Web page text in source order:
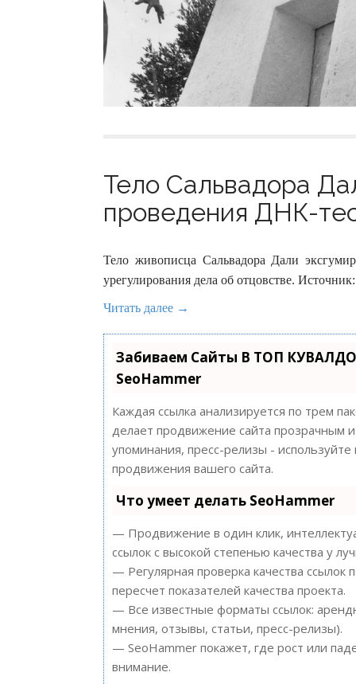
Тело Сальвадора
проведения ДНК-
Тело живописца Сальвадора Дали
урегулирования дела об отцовстве.
Читать далее →
Забиваем Сайты В ТОП
SeoHammer
Каждая ссылка анализируется по трем
делает продвижение сайта прозрачным
упоминания, пресс-релизы -
продвижения вашего сайта.
Что умеет делать SeoHammer
— Продвижение в один клик,
ссылок с высокой степенью качества у
— Регулярная проверка качества
пересчет показателей качества проекта.
— Все известные форматы ссылок:
мнения, отзывы, статьи, пресс-релизы).
— SeoHammer покажет, где рост или
внимание.